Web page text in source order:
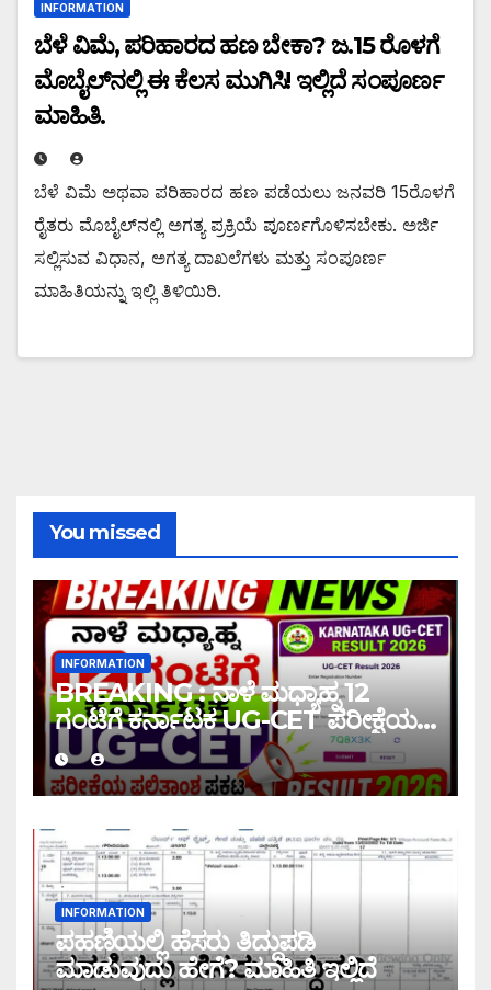
INFORMATION
ಬೆಳೆ ವಿಮೆ, ಪರಿಹಾರದ ಹಣ ಬೇಕಾ? ಜ.15 ರೊಳಗೆ
ಮೊಬೈಲ್‌ನಲ್ಲಿ ಈ ಕೆಲಸ ಮುಗಿಸಿ! ಇಲ್ಲಿದೆ ಸಂಪೂರ್ಣ
ಮಾಹಿತಿ.
ಬೆಳೆ ವಿಮೆ ಅಥವಾ ಪರಿಹಾರದ ಹಣ ಪಡೆಯಲು ಜನವರಿ 15ರೊಳಗೆ
ರೈತರು ಮೊಬೈಲ್‌ನಲ್ಲಿ ಅಗತ್ಯ ಪ್ರಕ್ರಿಯೆ ಪೂರ್ಣಗೊಳಿಸಬೇಕು. ಅರ್ಜಿ
ಸಲ್ಲಿಸುವ ವಿಧಾನ, ಅಗತ್ಯ ದಾಖಲೆಗಳು ಮತ್ತು ಸಂಪೂರ್ಣ
ಮಾಹಿತಿಯನ್ನು ಇಲ್ಲಿ ತಿಳಿಯಿರಿ.
You missed
INFORMATION
BREAKING : ನಾಳೆ ಮಧ್ಯಾಹ್ನ 12
ಗಂಟೆಗೆ ಕರ್ನಾಟಕ UG-CET ಪರೀಕ್ಷೆಯ
ಫಲಿತಾಂಶ ಪ್ರಕಟ |UG-CET Result
2026
INFORMATION
ಪಹಣಿಯಲ್ಲಿ ಹೆಸರು ತಿದ್ದುಪಡಿ
ಮಾಡುವುದು ಹೇಗೆ? ಮಾಹಿತಿ ಇಲ್ಲಿದೆ